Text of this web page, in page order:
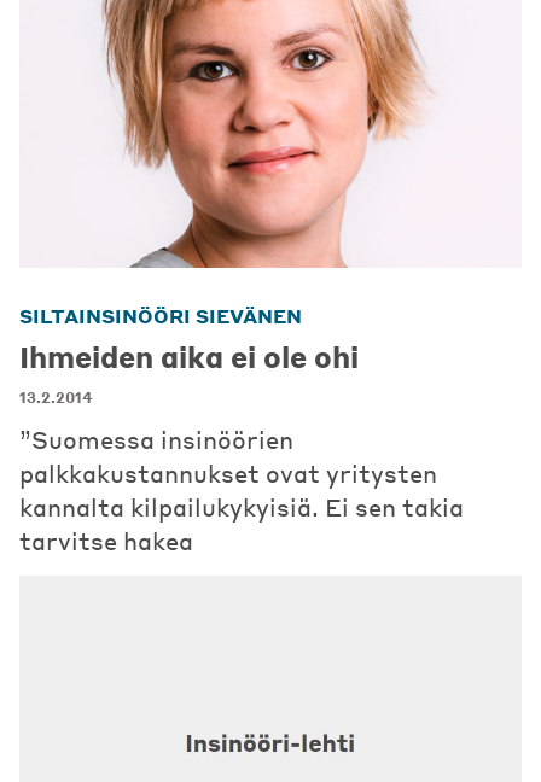
SILTAINSINÖÖRI SIEVÄNEN
Ihmeiden aika ei ole ohi
13.2.2014
”Suomessa insinöörien
palkkakustannukset ovat yritysten
kannalta kilpailukykyisiä. Ei sen takia
tarvitse hakea